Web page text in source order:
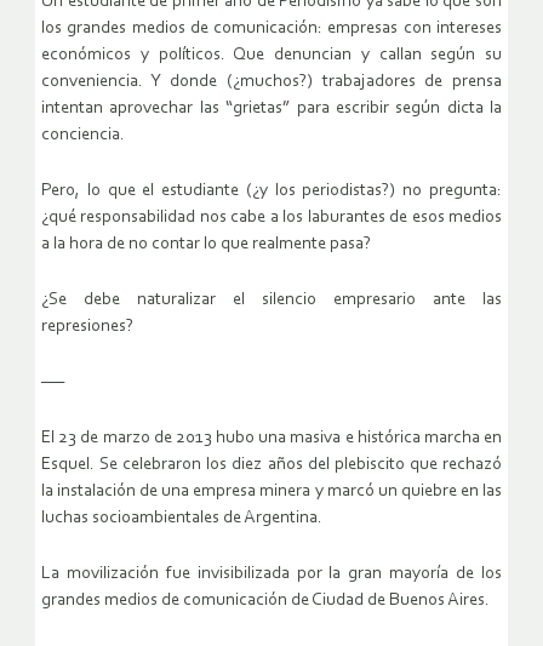
los grandes medios de comunicación: empresas con intereses
económicos y políticos. Que denuncian y callan según su
conveniencia. Y donde (¿muchos?) trabajadores de prensa
intentan aprovechar las “grietas” para escribir según dicta la
conciencia.
Pero, lo que el estudiante (¿y los periodistas?) no pregunta:
¿qué responsabilidad nos cabe a los laburantes de esos medios
a la hora de no contar lo que realmente pasa?
¿Se debe naturalizar el silencio empresario ante las
represiones?
—–
El 23 de marzo de 2013 hubo una masiva e histórica marcha en
Esquel. Se celebraron los diez años del plebiscito que rechazó
la instalación de una empresa minera y marcó un quiebre en las
luchas socioambientales de Argentina.
La movilización fue invisibilizada por la gran mayoría de los
grandes medios de comunicación de Ciudad de Buenos Aires.